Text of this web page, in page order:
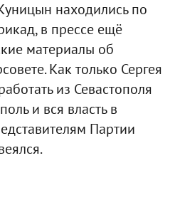
находились по
в прессе ещё
материалы об
Как только Сергея
из Севастополя
и вся власть в
Партии